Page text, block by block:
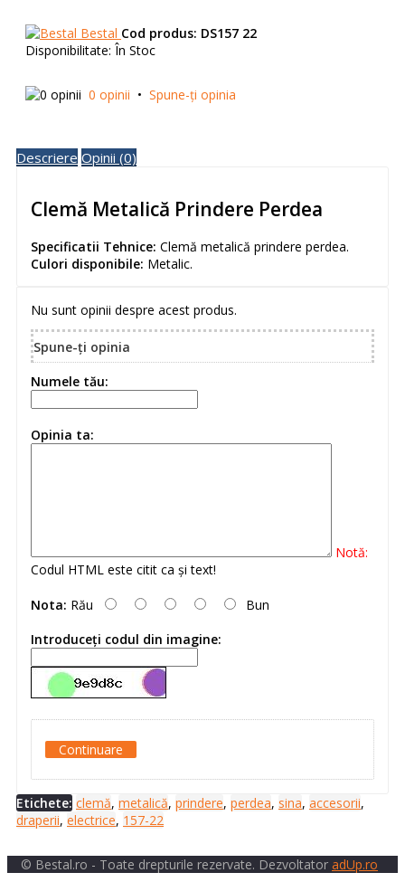
Bestal Cod produs: DS157 22
Disponibilitate: În Stoc
0 opinii • Spune-ţi opinia
Descriere Opinii (0)
Clemă Metalică Prindere Perdea
Specificatii Tehnice: Clemă metalică prindere perdea.
Culori disponibile: Metalic.
Nu sunt opinii despre acest produs.
Spune-ţi opinia
Numele tău:
Opinia ta:
Notă:
Codul HTML este citit ca şi text!
Nota: Rău
Bun
Introduceţi codul din imagine:
Continuare
Etichete: clemă, metalică, prindere, perdea, sina, accesorii,
draperii, electrice, 157-22
© Bestal.ro - Toate drepturile rezervate. Dezvoltator adUp.ro